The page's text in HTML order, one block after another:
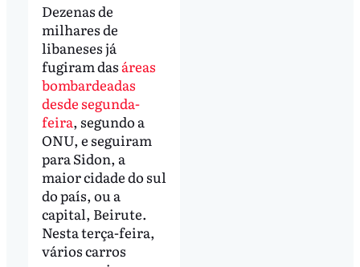
Dezenas de
milhares de
libaneses já
fugiram das áreas
bombardeadas
desde segunda-
feira, segundo a
ONU, e seguiram
para Sidon, a
maior cidade do sul
do país, ou a
capital, Beirute.
Nesta terça-feira,
vários carros